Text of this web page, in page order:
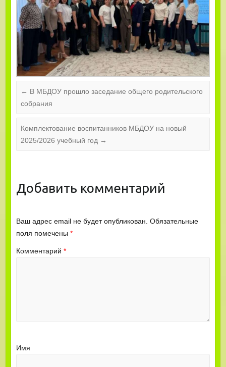
← В МБДОУ прошло заседание общего родительского
собрания
Комплектование воспитанников МБДОУ на новый
2025/2026 учебный год →
Добавить комментарий
Ваш адрес email не будет опубликован. Обязательные
поля помечены *
Комментарий *
Имя